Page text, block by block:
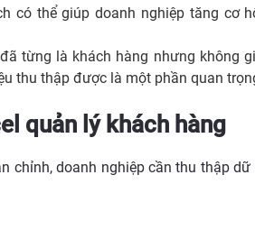
có thể giúp doanh nghiệp tăng cơ
từng là khách hàng nhưng không
thu thập được là một phần quan
quản lý khách hàng
chỉnh, doanh nghiệp cần thu thập